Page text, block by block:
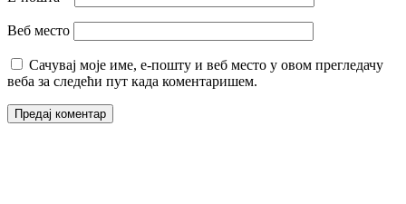
Веб место
Сачувај моје име, е-пошту и веб место у овом прегледачу
веба за следећи пут када коментаришем.